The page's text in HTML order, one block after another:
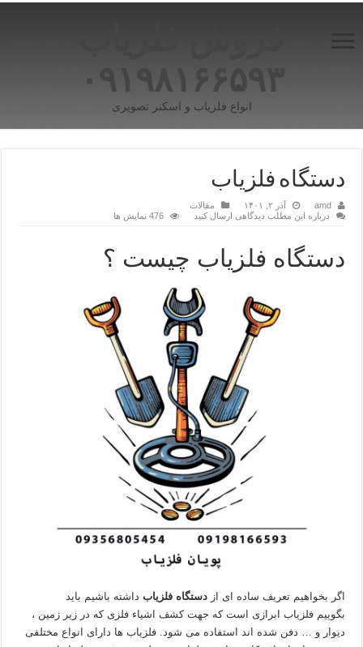
۰۹۱۹۸۱۶۶۵۹۳
انواع فلزیاب و اسکنر تصویری
دستگاه فلزیاب
amd آذر ۲, ۱۴۰۱
مقالات
درباره این مطلب دیدگاهی ارسال کنید
476 نمایش ها
دستگاه فلزیاب چیست ؟
اگر بخواهیم تعریف ساده ای از دستگاه فلزیاب داشته باشیم باید
بگوییم فلزیاب ابرازی است که جهت کشف اشیاء فلزی که در زیر زمین ،
دیوار و … دفن شده اند استفاده می شود. فلزیاب ها دارای انواع مختلفی